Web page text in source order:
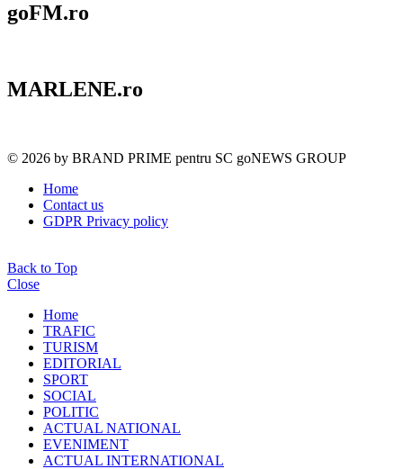
goFM.ro
MARLENE.ro
© 2026 by BRAND PRIME pentru SC goNEWS GROUP
Home
Contact us
GDPR Privacy policy
Back to Top
Close
Home
TRAFIC
TURISM
EDITORIAL
SPORT
SOCIAL
POLITIC
ACTUAL NATIONAL
EVENIMENT
ACTUAL INTERNATIONAL